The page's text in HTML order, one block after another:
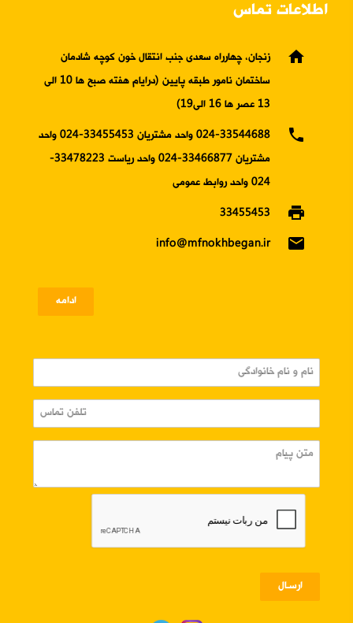
اطلاعات تماس
home
زنجان، چهارراه سعدی جنب انتقال خون کوچه شادمان
ساختمان نامور طبقه پایین (درایام هفته صبح ها 10 الی
13 عصر ها 16 الی19)
phone
024-33544688 واحد مشتریان 33455453-024 واحد
مشتریان 33466877-024 واحد ریاست 33478223-
024 واحد روابط عمومی
print
33455453
email
info@mfnokhbegan.ir
ادامه
ارسـال